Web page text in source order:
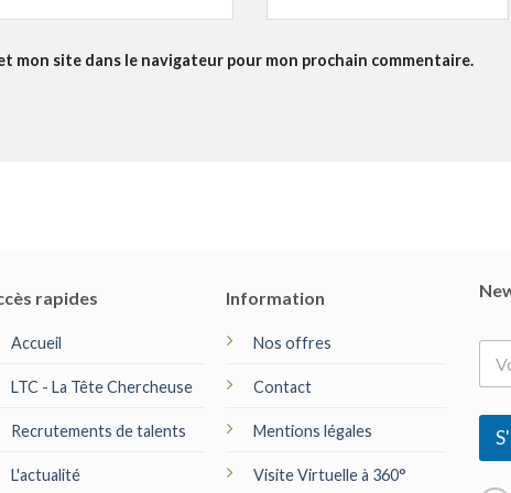
mon site dans le navigateur pour mon prochain commentaire.
rapides
Accueil
LTC - La Tête Chercheuse
Recrutements de talents
L'actualité
Information
Nos offres
Contact
Mentions légales
Visite Virtuelle à 360°
E
m
a